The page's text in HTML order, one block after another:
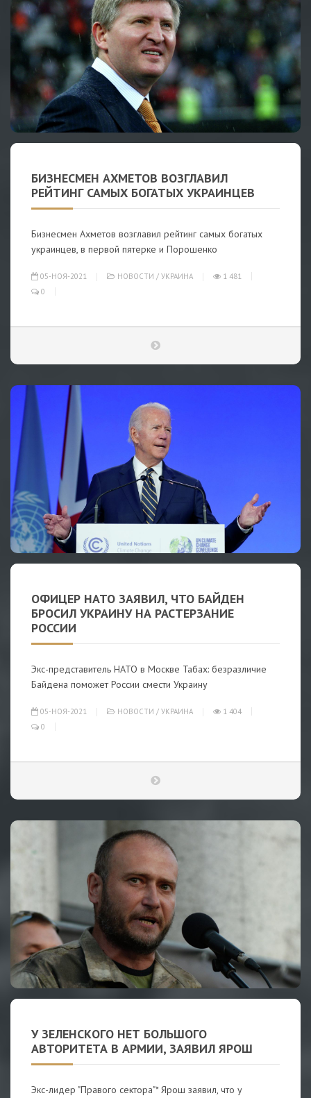
БИЗНЕСМЕН АХМЕТОВ ВОЗГЛАВИЛ
РЕЙТИНГ САМЫХ БОГАТЫХ УКРАИНЦЕВ
Бизнесмен Ахметов возглавил рейтинг самых богатых
украинцев, в первой пятерке и Порошенко
05-НОЯ-2021 НОВОСТИ / УКРАИНА
1 481
0
ОФИЦЕР НАТО ЗАЯВИЛ, ЧТО БАЙДЕН
БРОСИЛ УКРАИНУ НА РАСТЕРЗАНИЕ
РОССИИ
Экс-представитель НАТО в Москве Табах: безразличие
Байдена поможет России смести Украину
05-НОЯ-2021 НОВОСТИ / УКРАИНА
1 404
0
У ЗЕЛЕНСКОГО НЕТ БОЛЬШОГО
АВТОРИТЕТА В АРМИИ, ЗАЯВИЛ ЯРОШ
Экс-лидер "Правого сектора"* Ярош заявил, что у